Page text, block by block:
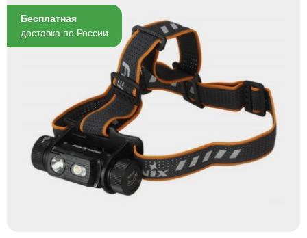
Бесплатная
доставка по России